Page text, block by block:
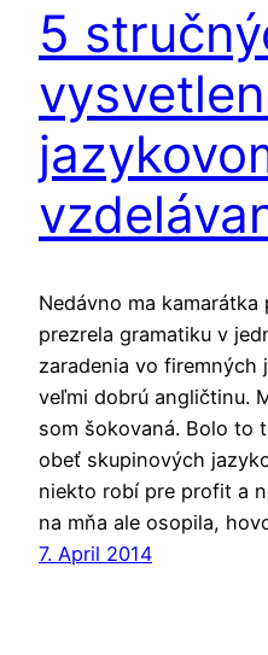
5
Nedávno ma
prezrela gramatiku v
zaradenia vo firemných
veľmi dobrú angličtinu.
som šokovaná. Bolo to
obeť skupinových
niekto robí pre profit a
na mňa ale osopila,
7. April 2014